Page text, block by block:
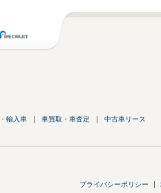
輸入車 車買取・車査定 中古車リース
プライバシーポリシー